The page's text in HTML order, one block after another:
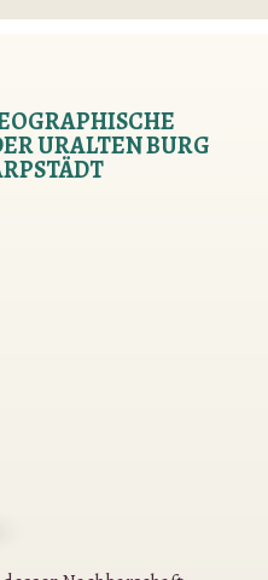
URALTEN BURG